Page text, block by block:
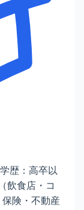
歴：高卒以
飲食店・コ
険・不動産